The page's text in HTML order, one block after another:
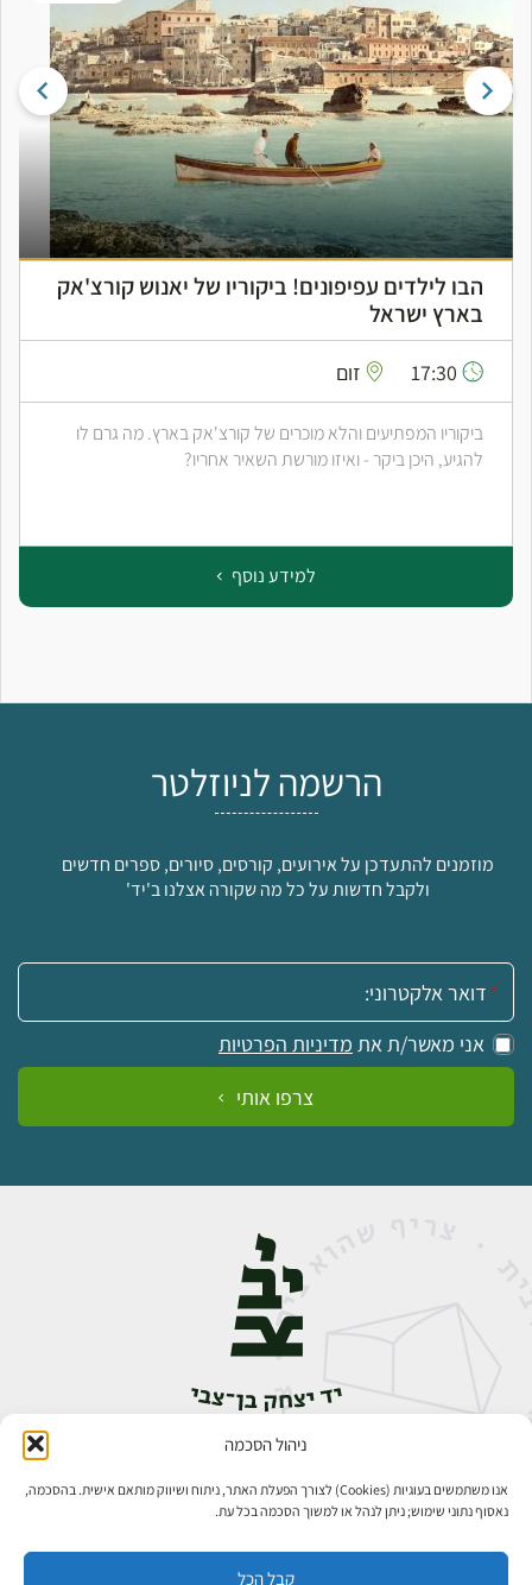
ניהול הסכמה
אנו משתמשים בעוגיות (Cookies) לצורך הפעלת האתר, ניתוח ושיווק מותאם אישית. בהסכמה,
נאסוף נתוני שימוש; ניתן לנהל או למשוך הסכמה בכל עת.
קבל הכל
הבו לילדים עפיפונים! ביקוריו של יאנוש קורצ'אק
בארץ ישראל
זום
ביקוריו המפתיעים והלא מוכרים של קורצ'אק בארץ. מה גרם לו
להגיע, היכן ביקר - ואיזו מורשת השאיר אחריו?
למידע נוסף
הרשמה לניוזלטר
מוזמנים להתעדכן על אירועים, קורסים, סיורים, ספרים חדשים
ולקבל חדשות על כל מה שקורה אצלנו ב'יד'
אימייל:
אני מאשר/ת את מדיניות הפרטיות
צרפו אותי
אבן גבירול 14, רחביה, ירושלים